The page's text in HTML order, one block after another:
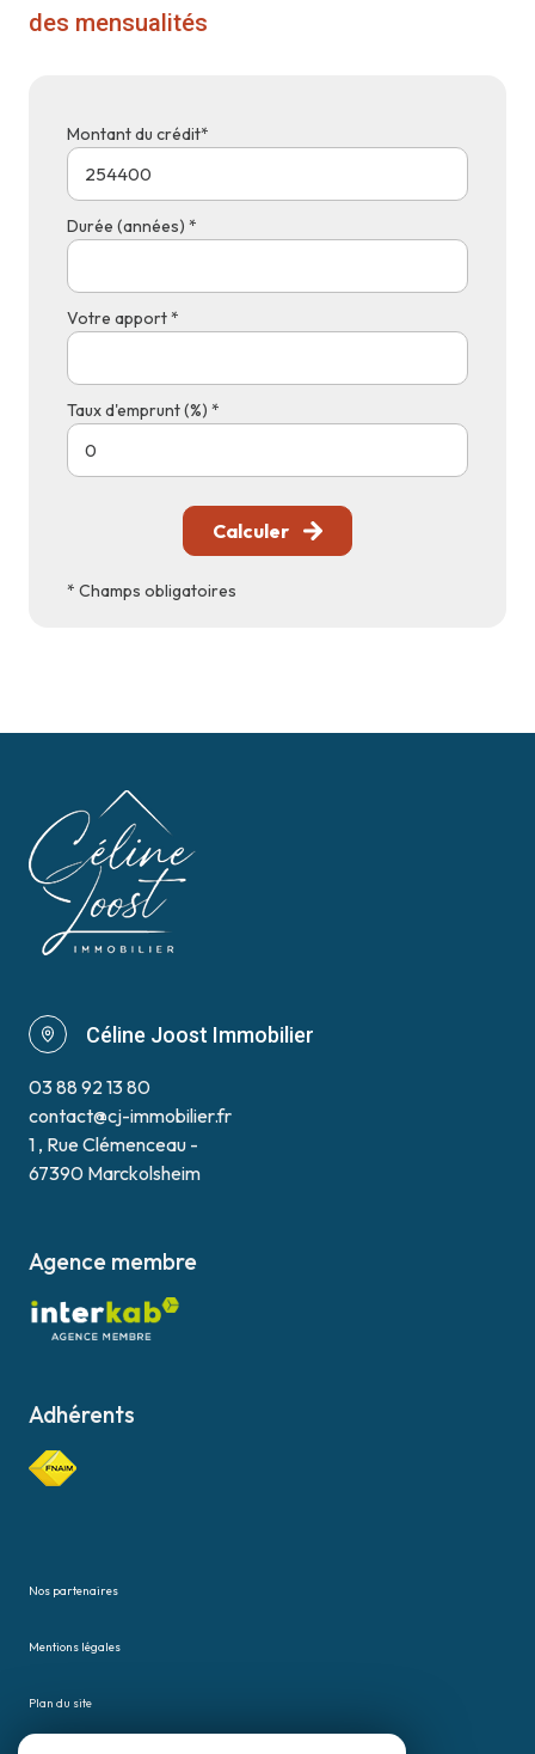
des mensualités
Montant du crédit*
Durée (années) *
Votre apport *
Taux d'emprunt (%) *
Calculer
* Champs obligatoires
Céline Joost Immobilier
03 88 92 13 80
contact@cj-immobilier.fr
1 , Rue Clémenceau -
67390 Marckolsheim
Agence membre
Adhérents
Nos partenaires
Mentions légales
Plan du site